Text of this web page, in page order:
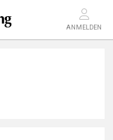
ANMELDEN